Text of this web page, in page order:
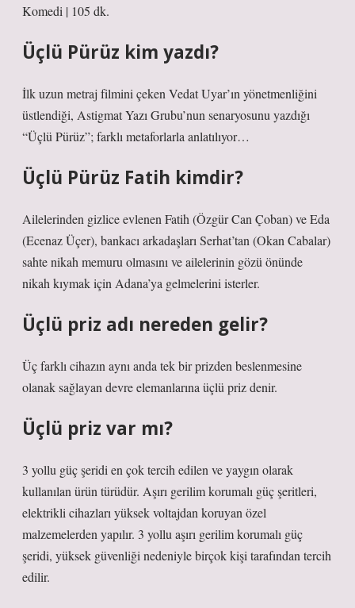
Komedi | 105 dk.
Üçlü Pürüz kim yazdı?
İlk uzun metraj filmini çeken Vedat Uyar’ın yönetmenliğini
üstlendiği, Astigmat Yazı Grubu’nun senaryosunu yazdığı
“Üçlü Pürüz”; farklı metaforlarla anlatılıyor…
Üçlü Pürüz Fatih kimdir?
Ailelerinden gizlice evlenen Fatih (Özgür Can Çoban) ve Eda
(Ecenaz Üçer), bankacı arkadaşları Serhat’tan (Okan Cabalar)
sahte nikah memuru olmasını ve ailelerinin gözü önünde
nikah kıymak için Adana’ya gelmelerini isterler.
Üçlü priz adı nereden gelir?
Üç farklı cihazın aynı anda tek bir prizden beslenmesine
olanak sağlayan devre elemanlarına üçlü priz denir.
Üçlü priz var mı?
3 yollu güç şeridi en çok tercih edilen ve yaygın olarak
kullanılan ürün türüdür. Aşırı gerilim korumalı güç şeritleri,
elektrikli cihazları yüksek voltajdan koruyan özel
malzemelerden yapılır. 3 yollu aşırı gerilim korumalı güç
şeridi, yüksek güvenliği nedeniyle birçok kişi tarafından tercih
edilir.